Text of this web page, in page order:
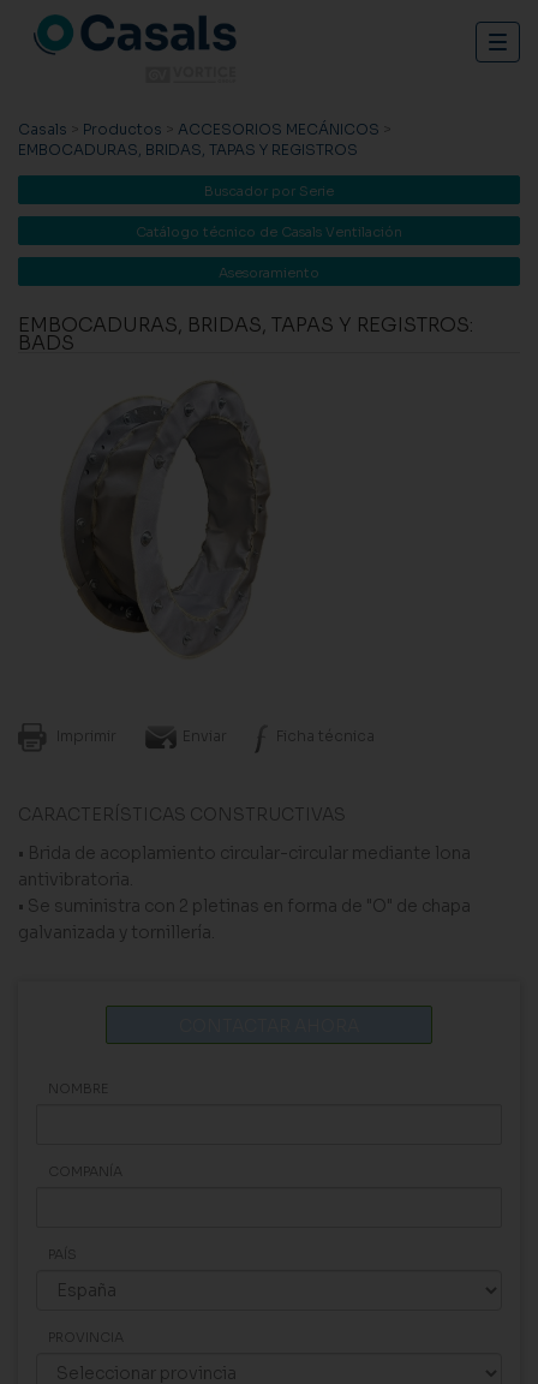
Casals > Productos > ACCESORIOS MECÁNICOS >
EMBOCADURAS, BRIDAS, TAPAS Y REGISTROS
Buscador por Serie
Catálogo técnico de Casals Ventilación
Asesoramiento
EMBOCADURAS, BRIDAS, TAPAS Y REGISTROS:
BADS
Imprimir Enviar Ficha técnica
CARACTERÍSTICAS CONSTRUCTIVAS
• Brida de acoplamiento circular-circular mediante lona
antivibratoria.
• Se suministra con 2 pletinas en forma de "O" de chapa
galvanizada y tornillería.
NOMBRE
COMPANÍA
PAÍS
PROVINCIA